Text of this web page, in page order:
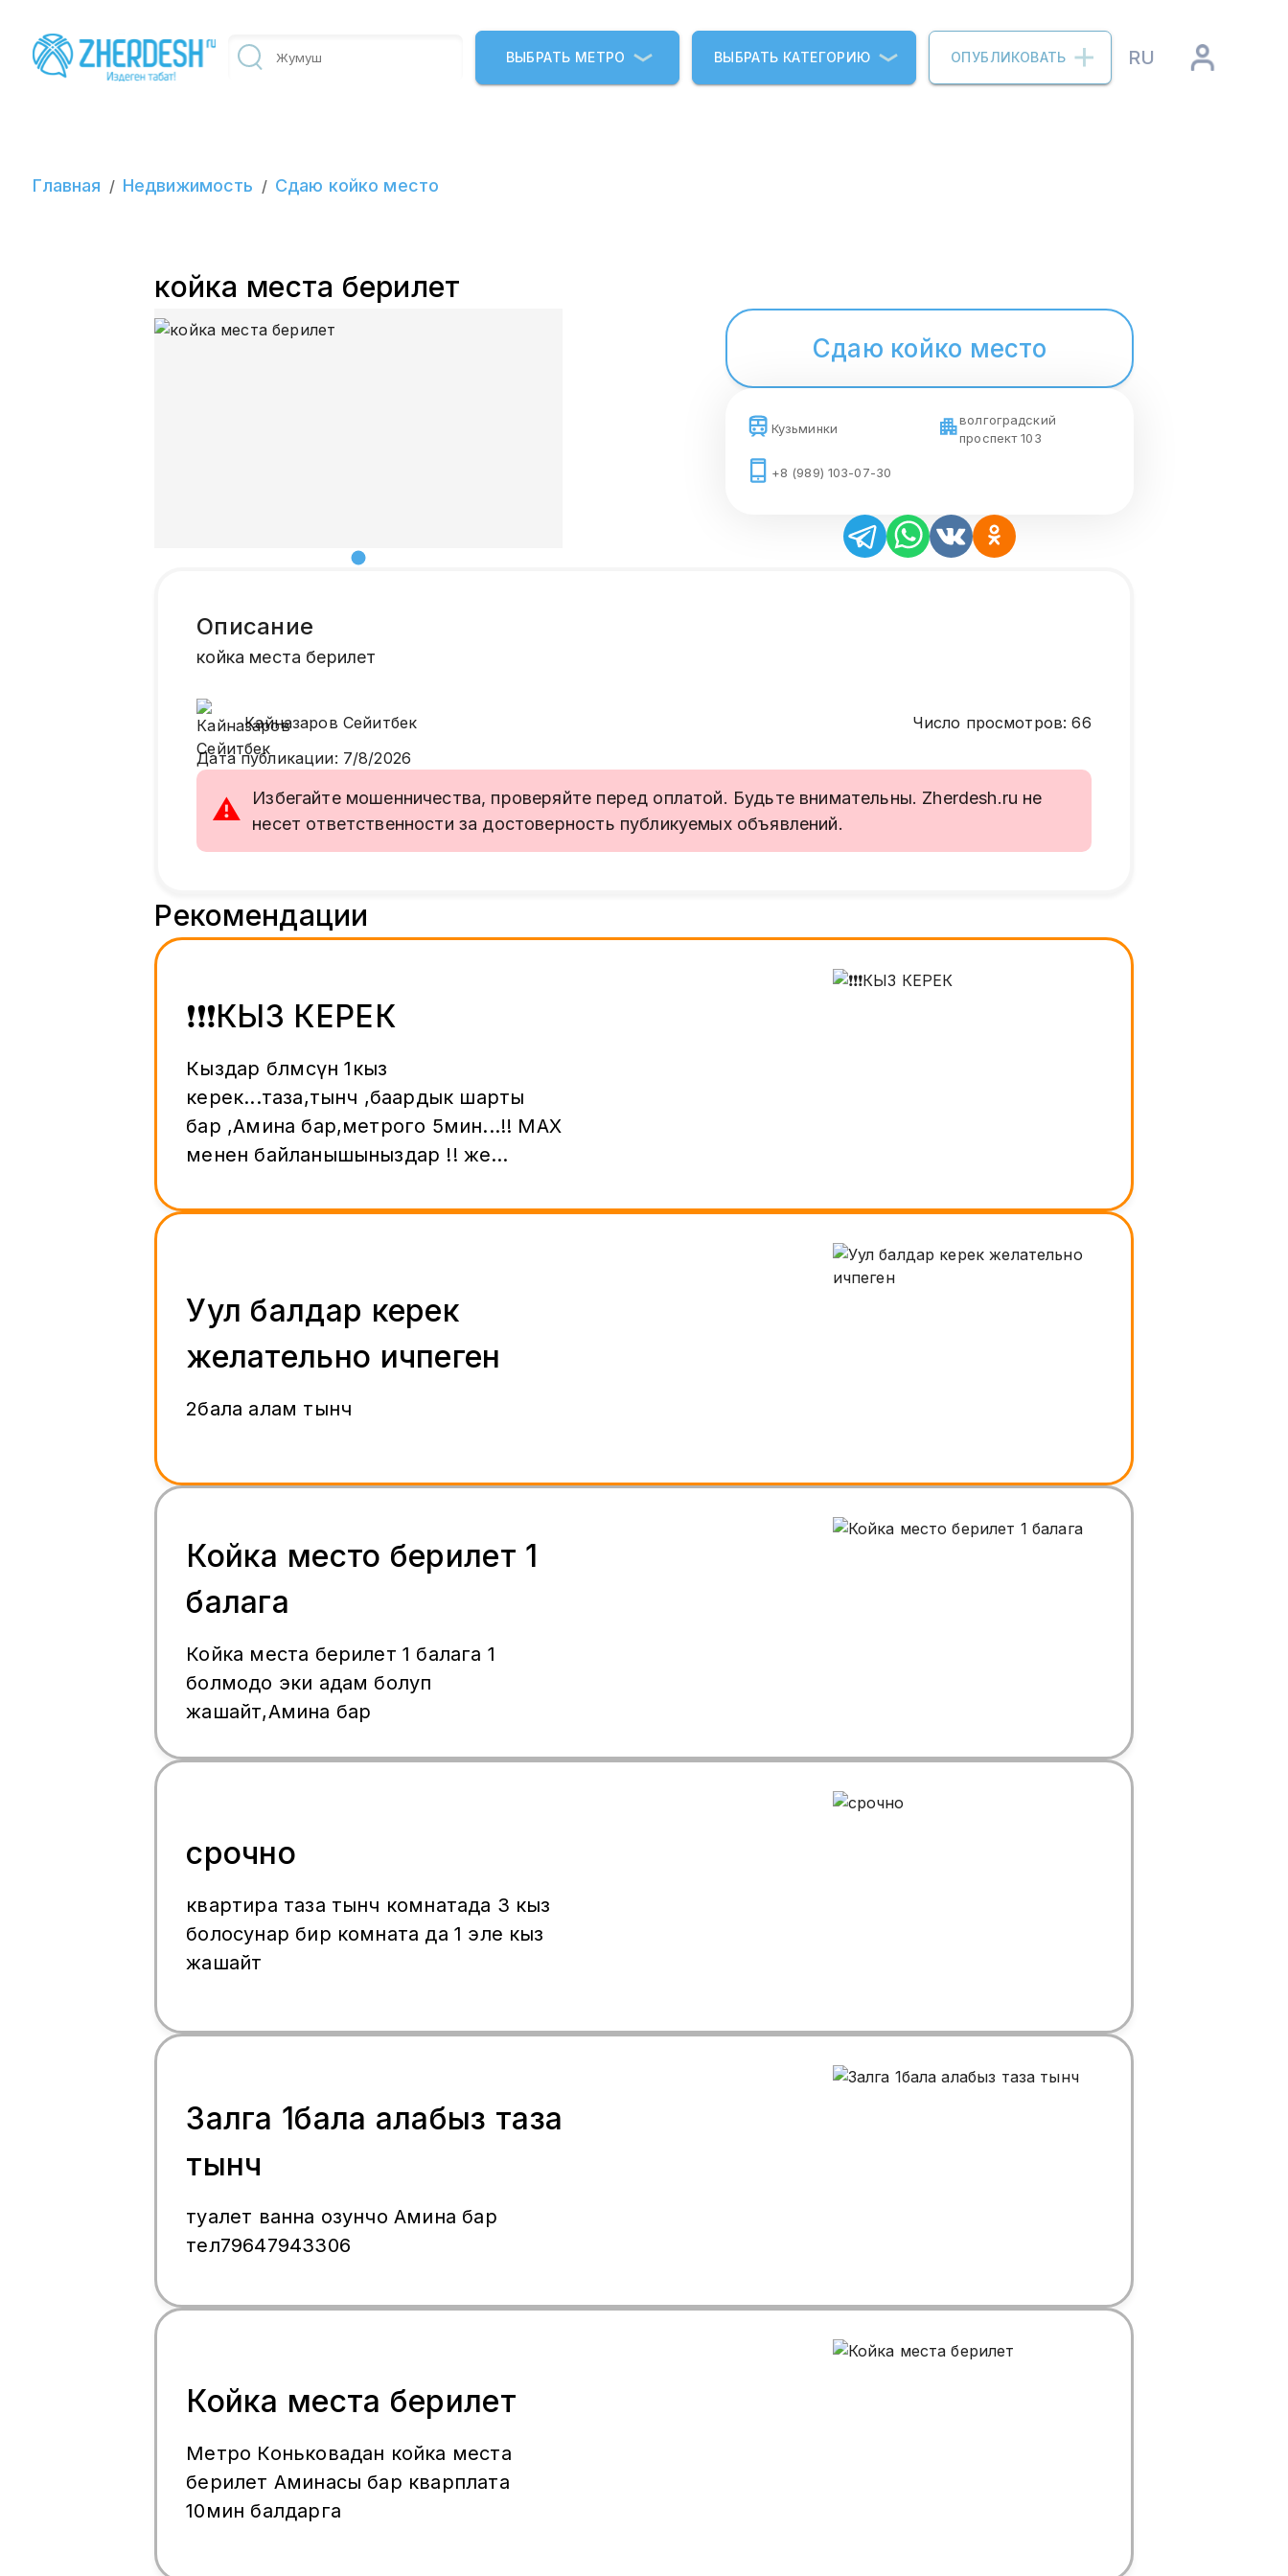
ВЫБРАТЬ МЕТРО ВЫБРАТЬ КАТЕГОРИЮ ОПУБЛИКОВАТЬ RU
Главная / Недвижимость / Сдаю койко место
койка места берилет
Сдаю койко место
Кузьминки
волгоградский
проспект 103
+8 (989) 103-07-30
Описание
койка места берилет
Кайназаров Сейитбек Число просмотров:66
Дата публикации: 7/8/2026
⚠
Избегайте мошенничества, проверяйте перед оплатой. Будьте внимательны. Zherdesh.ru не
несет ответственности за достоверность публикуемых объявлений.
Рекомендации
❗️❗️❗️КЫЗ КЕРЕК
Кыздар бөлмөсүнө 1кыз
керек...таза,тынч ,баардык шарты
бар ,Амина бар,метрого 5мин...!! МАХ
менен байланышыныздар !! же
Уул балдар керек
желательно ичпеген
2бала алам тынч
Койка место берилет 1
балага
Койка места берилет 1 балага 1
болмодо эки адам болуп
жашайт,Амина бар
срочно
квартира таза тынч комнатада 3 кыз
болосунар бир комната да 1 эле кыз
жашайт
Залга 1бала алабыз таза
тынч
туалет ванна озунчо Амина бар
тел79647943306
Койка места берилет
Метро Коньковадан койка места
берилет Аминасы бар кварплата
10мин балдарга